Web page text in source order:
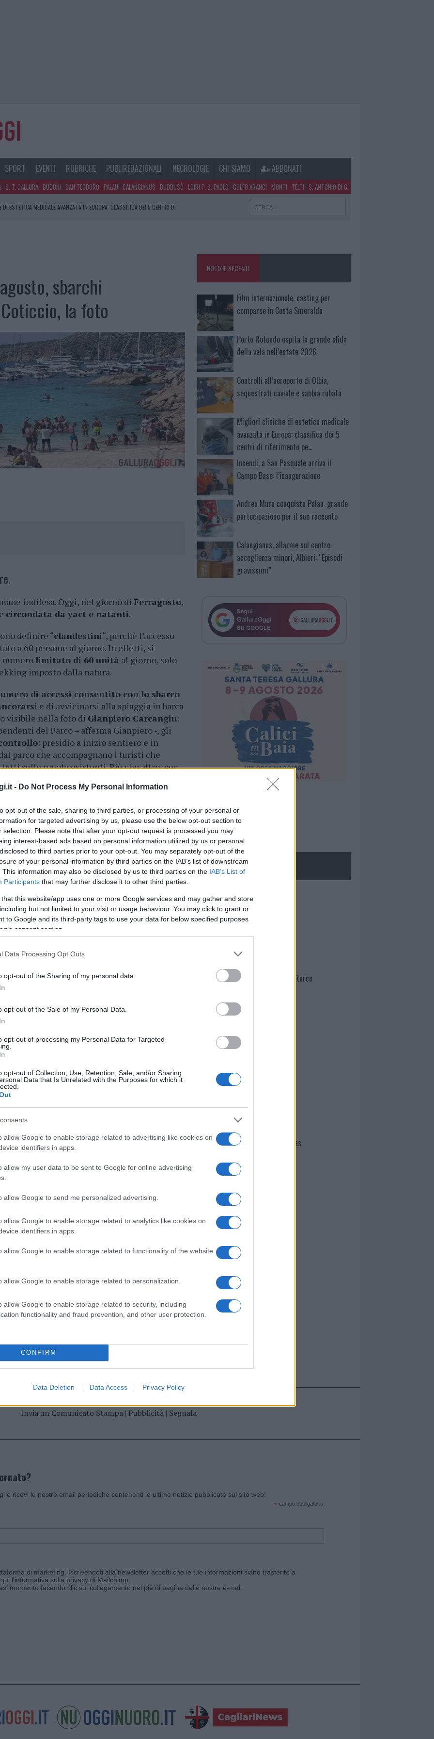
- Do Not Process My Personal Information
opt-out of the sale, sharing to third parties, or processing of your personal or
for targeted advertising by us, please use the below opt-out section to
selection. Please note that after your opt-out request is processed you may
interest-based ads based on personal information utilized by us or personal
to third parties prior to your opt-out. You may separately opt-out of the
of your personal information by third parties on the IAB’s list of downstream
This information may also be disclosed by us to third parties on the IAB’s List of
Participants that may further disclose it to other third parties.
that this website/app uses one or more Google services and may gather and store
but not limited to your visit or usage behaviour. You may click to grant or
to Google and its third-party tags to use your data for below specified purposes
consent section.
Data Processing Opt Outs
opt-out of the Sharing of my personal data.
opt-out of the Sale of my Personal Data.
opt-out of processing my Personal Data for Targeted
opt-out of Collection, Use, Retention, Sale, and/or Sharing
Data that Is Unrelated with the Purposes for which it
allow Google to enable storage related to advertising like cookies on
identifiers in apps.
allow my user data to be sent to Google for online advertising
allow Google to send me personalized advertising.
allow Google to enable storage related to analytics like cookies on
identifiers in apps.
allow Google to enable storage related to functionality of the website
allow Google to enable storage related to personalization.
allow Google to enable storage related to security, including
functionality and fraud prevention, and other user protection.
CONFIRM
Data Deletion Data Access Privacy Policy
SPORT EVENTI RUBRICHE PUBLIREDAZIONALI NECROLOGIE CHI SIAMO ABBONATI
S. T. GALLURA BUDONI SAN TEODORO PALAU CALANGIANUS BUDDUSÒ LOIRI P. S. PAOLO GOLFO ARANCI MONTI TELTI S. ANTONIO DI G.
DI ESTETICA MEDICALE AVANZATA IN EUROPA: CLASSIFICA DEI 5 CENTRI DI
SFIDA DELLA VELA NELL’ESTATE 2026
SEQUESTRATI CAVIALE E SABBIA RUBATA
sbarchi
la foto
indifesa. Oggi, nel giorno di Ferragosto,
circondata da yact e natanti.
definire “clandestini“, perchè l’accesso
a 60 persone al giorno. In effetti, si
numero limitato di 60 unità al giorno, solo
imposto dalla natura.
di accessi consentito con lo sbarco
e di avvicinarsi alla spiaggia in barca
visibile nella foto di Gianpiero Carcangiu:
del Parco – afferma Gianpiero -, gli
: presidio a inizio sentiero e in
parco che accompagnano i turisti che
sulle regole esistenti. Più che altro, per
di ancore giornalierecontinuano a
di campi boa“.
cliccandoqui
nella sezioneLogindal menù del sito o
Palau dice addio a Rudy Barbero, lutto nel
Prossimo articolo
NOTIZIE RECENTI
Film internazionale, casting per
comparse in Costa Smeralda
Porto Rotondo ospita la grande sfida
della vela nell’estate 2026
Controlli all’aeroporto di Olbia,
sequestrati caviale e sabbia rubata
Migliori cliniche di estetica medicale
avanzata in Europa: classifica dei 5
centri di riferimento pe…
Incendi, a San Pasquale arriva il
Campo Base: l’inaugurazione
Andrea Mura conquista Palau: grande
partecipazione per il suo racconto
Calangianus, allarme sul centro
accoglienza minori, Albieri: “Episodi
gravissimi”
NECROLOGIE
Mario Malu
Paolo Pinna
Martina Agostina Diturco
Giovannimaria Cabras
Invia un Comunicato Stampa| Pubblicità| Segnala
e ricevi le nostre email periodiche contenenti le ultime notizie pubblicate sul sito web!
* campo obbligatorio
di marketing. Iscrivendoti alla newsletter accetti che le tue informazioni siano trasferite a
l'informativa sulla privacy di Mailchimp
momento facendo clic sul collegamento nel piè di pagina delle nostre e-mail.